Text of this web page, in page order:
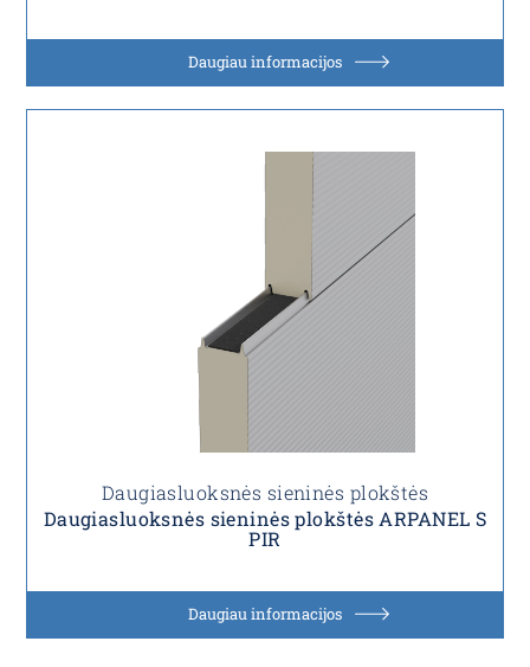
Daugiau informacijos
Daugiasluoksnės sieninės plokštės
Daugiasluoksnės sieninės plokštės ARPANEL S
PIR
Daugiau informacijos